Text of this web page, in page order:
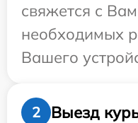
свяжется с
необходимых
Вашего
2
Выезд